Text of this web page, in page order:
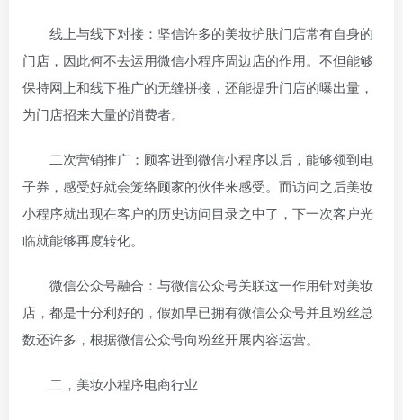
线上与线下对接：坚信许多的美妆护肤门店常有自身的
门店，因此何不去运用微信小程序周边店的作用。不但能够
保持网上和线下推广的无缝拼接，还能提升门店的曝出量，
为门店招来大量的消费者。
二次营销推广：顾客进到微信小程序以后，能够领到电
子券，感受好就会笼络顾家的伙伴来感受。而访问之后美妆
小程序就出现在客户的历史访问目录之中了，下一次客户光
临就能够再度转化。
微信公众号融合：与微信公众号关联这一作用针对美妆
店，都是十分利好的，假如早已拥有微信公众号并且粉丝总
数还许多，根据微信公众号向粉丝开展内容运营。
二，美妆小程序电商行业